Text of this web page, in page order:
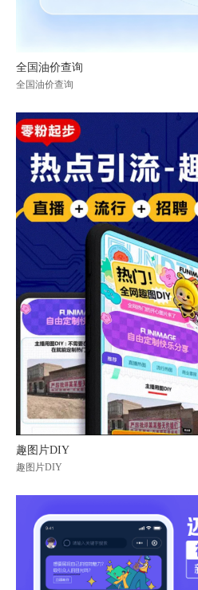
全国油价查询
全国油价查询
趣图片DIY
趣图片DIY